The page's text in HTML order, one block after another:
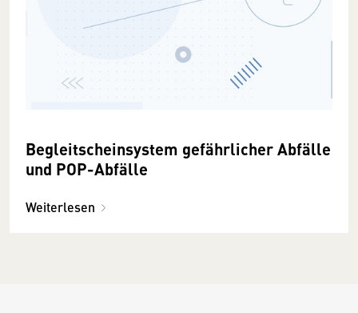
Begleitscheinsystem gefährlicher Abfälle
und POP-Abfälle
Weiterlesen